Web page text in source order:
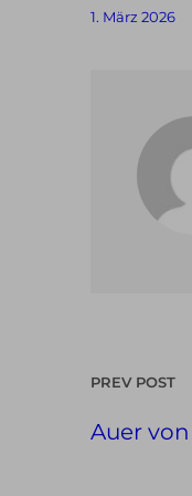
1. März 2026
PREV POST
Auer